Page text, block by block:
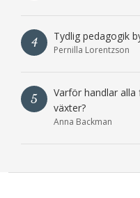
4 Tydlig pedagogik
Pernilla Lorentzson
5
Varför handlar
växter?
Anna Backman